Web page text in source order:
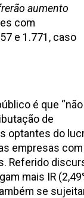
aumento
com
e 1.771, caso
é que “não
de
optantes do
empresas com
Referido
mais IR
se